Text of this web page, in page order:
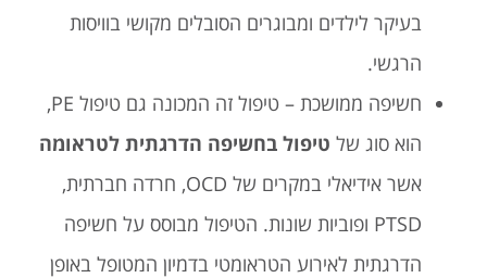
בעיקר לילדים ומבוגרים הסובלים מקושי בוויסות
הרגשי.
חשיפה ממושכת – טיפול זה המכונה גם טיפול PE,
הוא סוג של טיפול בחשיפה הדרגתית לטראומה
אשר אידיאלי במקרים של OCD, חרדה חברתית,
PTSD ופוביות שונות. הטיפול מבוסס על חשיפה
הדרגתית לאירוע הטראומטי בדמיון המטופל באופן